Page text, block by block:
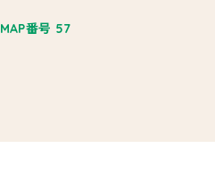
MAP番号 57